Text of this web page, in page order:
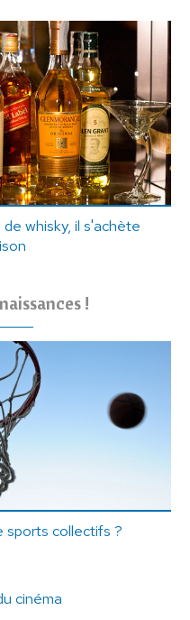
whisky, il s'achète
!
sports collectifs ?
cinéma